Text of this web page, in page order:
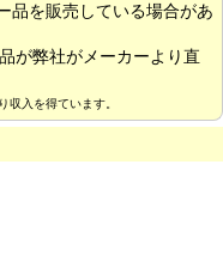
品を販売している場合があ
が弊社がメーカーより直
入を得ています。